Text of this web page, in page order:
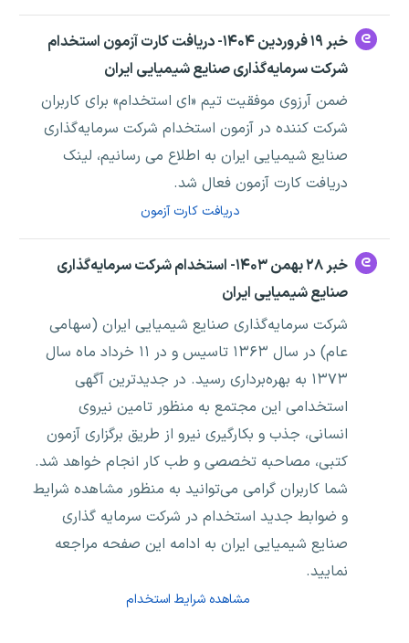
خبر ۱۹ فروردین ۱۴۰۴- دریافت کارت آزمون استخدام
شرکت سرمایه‌گذاری صنایع شیمیایی ایران
ضمن آرزوی موفقیت تیم «ای استخدام» برای کاربران
شرکت کننده در آزمون استخدام شرکت سرمایه‌گذاری
صنایع شیمیایی ایران به اطلاع می رسانیم، لینک
دریافت کارت آزمون فعال شد.
دریافت کارت آزمون
خبر ۲۸ بهمن ۱۴۰۳- استخدام شرکت سرمایه‌گذاری
صنایع شیمیایی ایران
شرکت سرمایه‌گذاری صنایع شیمیایی ایران (سهامی
عام) در سال ۱۳۶۳ تاسیس و در ۱۱ خرداد ماه سال
۱۳۷۳ به بهره‌برداری رسید. در جدیدترین آگهی
استخدامی این مجتمع به منظور تامین نیروی
انسانی، جذب و بکارگیری نیرو از طریق برگزاری آزمون
کتبی، مصاحبه تخصصی و طب کار انجام خواهد شد.
شما کاربران گرامی می‌توانید به منظور مشاهده شرایط
و ضوابط جدید استخدام در شرکت سرمایه گذاری
صنایع شیمیایی ایران به ادامه این صفحه مراجعه
نمایید.
مشاهده شرایط استخدام